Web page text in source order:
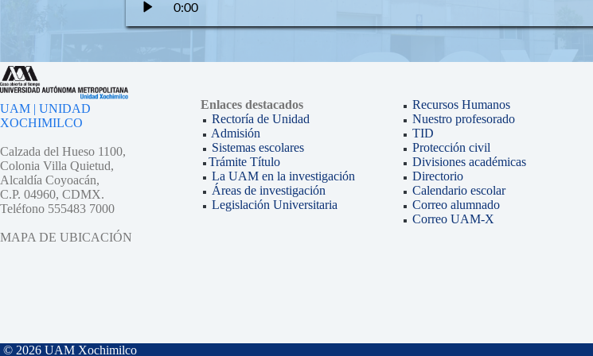
0:00
UAM | UNIDAD
XOCHIMILCO
Calzada del Hueso 1100,
Colonia Villa Quietud,
Alcaldía Coyoacán,
C.P. 04960, CDMX.
Teléfono 555483 7000
MAPA DE UBICACIÓN
Enlaces destacados
Rectoría de Unidad
Admisión
Sistemas escolares
Trámite Título
La UAM en la investigación
Áreas de investigación
Legislación Universitaria
Recursos Humanos
Nuestro profesorado
TID
Protección civil
Divisiones académicas
Directorio
Calendario escolar
Correo alumnado
Correo UAM-X
© 2026 UAM Xochimilco